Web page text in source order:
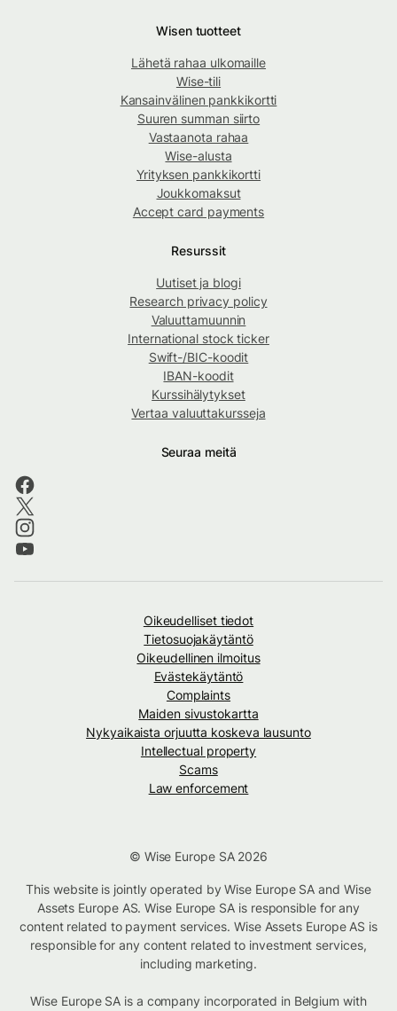
Wisen tuotteet
Lähetä rahaa ulkomaille
Wise-tili
Kansainvälinen pankkikortti
Suuren summan siirto
Vastaanota rahaa
Wise-alusta
Yrityksen pankkikortti
Joukkomaksut
Accept card payments
Resurssit
Uutiset ja blogi
Research privacy policy
Valuuttamuunnin
International stock ticker
Swift-/BIC-koodit
IBAN-koodit
Kurssihälytykset
Vertaa valuuttakursseja
Seuraa meitä
Oikeudelliset tiedot
Tietosuojakäytäntö
Oikeudellinen ilmoitus
Evästekäytäntö
Complaints
Maiden sivustokartta
Nykyaikaista orjuutta koskeva lausunto
Intellectual property
Scams
Law enforcement
© Wise Europe SA 2026
This website is jointly operated by Wise Europe SA and Wise
Assets Europe AS. Wise Europe SA is responsible for any
content related to payment services. Wise Assets Europe AS is
responsible for any content related to investment services,
including marketing.
Wise Europe SA is a company incorporated in Belgium with